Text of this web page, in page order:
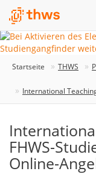
Startseite THWS
International
FHWS-
Online-